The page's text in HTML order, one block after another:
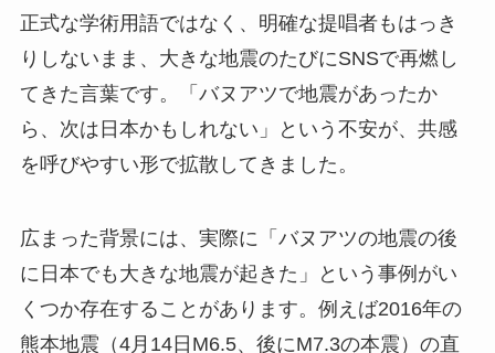
正式な学術用語ではなく、明確な提唱者もはっき
りしないまま、大きな地震のたびにSNSで再燃し
てきた言葉です。「バヌアツで地震があったか
ら、次は日本かもしれない」という不安が、共感
を呼びやすい形で拡散してきました。
広まった背景には、実際に「バヌアツの地震の後
に日本でも大きな地震が起きた」という事例がい
くつか存在することがあります。例えば2016年の
熊本地震（4月14日M6.5、後にM7.3の本震）の直